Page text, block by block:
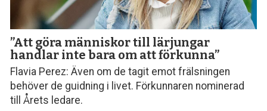
”Att göra människor till lärjungar
handlar inte bara om att förkunna”
Flavia Perez: Även om de tagit emot frälsningen
behöver de guidning i livet. Förkunnaren nominerad
till Årets ledare.